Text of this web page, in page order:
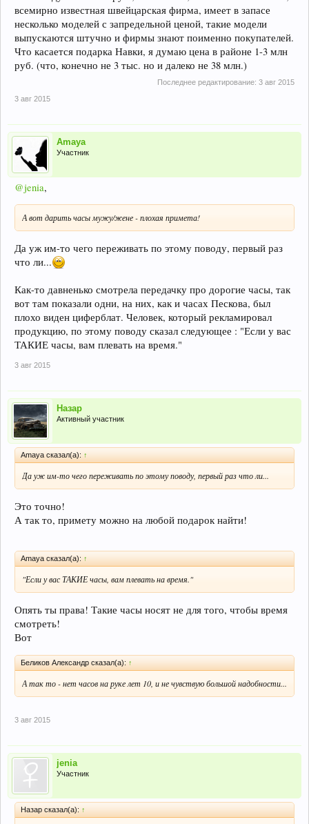
всемирно известная швейцарская фирма, имеет в запасе
несколько моделей с запредельной ценой, такие модели
выпускаются штучно и фирмы знают поименно покупателей.
Что касается подарка Навки, я думаю цена в районе 1-3 млн
руб. (что, конечно не 3 тыс. но и далеко не 38 млн.)
Последнее редактирование: 3 авг 2015
3 авг 2015
Amaya
Участник
@jenia,
А вот дарить часы мужу/жене - плохая примета!
Да уж им-то чего переживать по этому поводу, первый раз
что ли...
Как-то давненько смотрела передачку про дорогие часы, так
вот там показали одни, на них, как и часах Пескова, был
плохо виден циферблат. Человек, который рекламировал
продукцию, по этому поводу сказал следующее : "Если у вас
ТАКИЕ часы, вам плевать на время."
3 авг 2015
Назар
Активный участник
Amaya сказал(а): ↑
Да уж им-то чего переживать по этому поводу, первый раз что ли...
Это точно!
А так то, примету можно на любой подарок найти!
Amaya сказал(а): ↑
"Если у вас ТАКИЕ часы, вам плевать на время."
Опять ты права! Такие часы носят не для того, чтобы время
смотреть!
Вот
Беликов Александр сказал(а): ↑
А так то - нет часов на руке лет 10, и не чувствую большой надобности...
3 авг 2015
jenia
Участник
Назар сказал(а): ↑